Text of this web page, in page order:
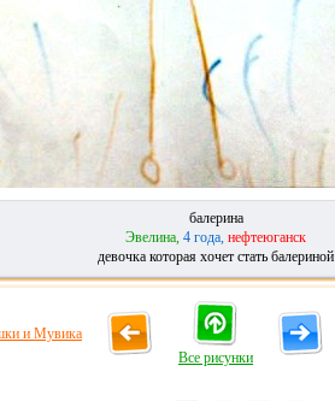
балерина
Эвелина, 4 года, нефтеюганск
девочка которая хочет стать балериной
и Мувика
Все рисунки